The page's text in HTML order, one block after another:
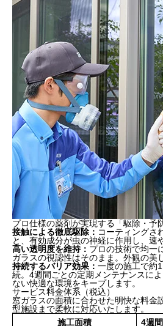
プロ仕様の薬剤が実現する「駆除・予
接触による徹底駆除： コーティングさ
と、有効成分が虫の神経に作用し、速
高い透明度を維持： プロの技術で均一
ガラスの視認性はそのまま。外観の美
持続するバリア効果： 一度の施工で約
続。4週間ごとの定期メンテナンスに
ない快適な環境をキープします。
サービス料金体系（税込）
窓ガラスの面積に合わせた明快な料金
型施設まで柔軟に対応いたします。
施工面積
4週
コウカアブってどんな特徴があ
コウカアブの生態と特徴は？
人に害はあるの?
コウカアブに似ているアメリカミ
【愛知県】夜の窓辺を美しく、
の「飛翔害虫ガラスコーティン